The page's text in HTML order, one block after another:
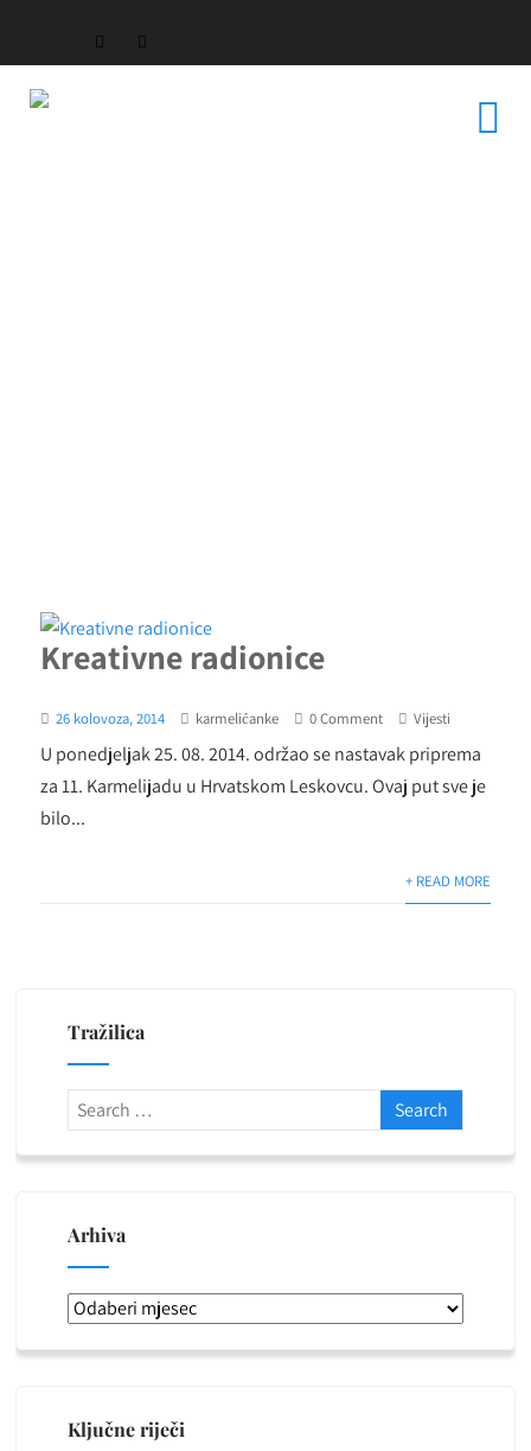
Kreativne radionice
26 kolovoza, 2014 karmelićanke 0 Comment Vijesti
U ponedjeljak 25. 08. 2014. održao se nastavak priprema
za 11. Karmelijadu u Hrvatskom Leskovcu. Ovaj put sve je
bilo...
+ READ MORE
Tražilica
Arhiva
Arhiva
Ključne riječi